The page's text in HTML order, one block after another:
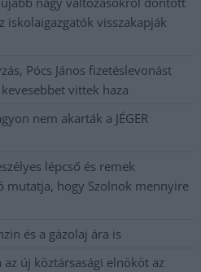
iskolaigazgatók visszakapják
Pócs János fizetéslevonást
vittek haza
nem akarták a JÉGER
lépcső és remek
mutatja, hogy Szolnok mennyire
és a gázolaj ára is
új köztársasági elnököt az